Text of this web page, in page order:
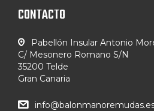
CONTACTO
Pabellón Insular Antonio
C/ Mesonero Romano S/N
35200 Telde
Gran Canaria